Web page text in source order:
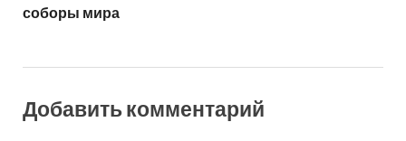
соборы мира
Добавить комментарий